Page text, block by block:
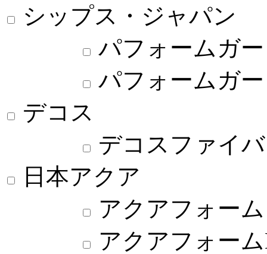
シップス・ジャパン
パフォームガ
パフォームガ
デコス
デコスファイ
日本アクア
アクアフォーム
アクアフォー